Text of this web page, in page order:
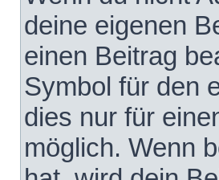
deine eigenen
einen Beitrag
Symbol für den
dies nur für
möglich. Wenn